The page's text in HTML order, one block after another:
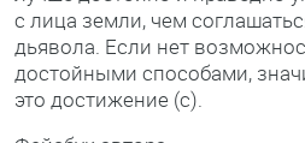
с лица земли, чем
дьявола. Если нет
достойными способами,
это достижение (с).